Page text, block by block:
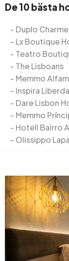
De 10 bästa
Duplo
Lx Boutique
Teatro
The Lisboans
Memmo
Inspira
Dare Lisbon
Memmo
Hotell Bairro
Olissippo